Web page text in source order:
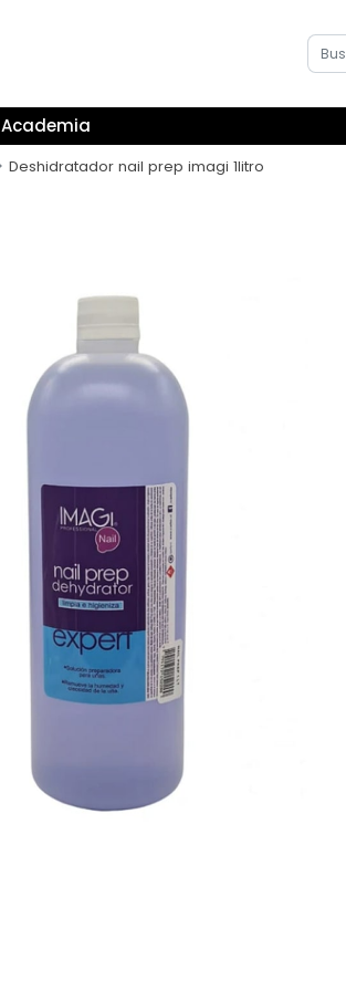
Academia
Deshidratador nail prep imagi 1litro